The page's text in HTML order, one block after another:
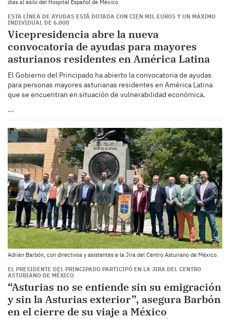
días al asilo del Hospital Español de México.
ESTA LÍNEA DE AYUDAS ESTÁ DOTADA CON CIEN MIL EUROS Y UN MÁXIMO
INDIVIDUAL DE 6.000
Vicepresidencia abre la nueva
convocatoria de ayudas para mayores
asturianos residentes en América Latina
El Gobierno del Principado ha abierto la convocatoria de ayudas
para personas mayores asturianas residentes en América Latina
que se encuentran en situación de vulnerabilidad económica.
...
Adrián Barbón, con directivos y asistentes a la Jira del Centro Asturiano de México.
EL PRESIDENTE DEL PRINCIPADO PARTICIPÓ EN LA JIRA DEL CENTRO
ASTURIANO DE MÉXICO
“Asturias no se entiende sin su emigración
y sin la Asturias exterior”, asegura Barbón
en el cierre de su viaje a México